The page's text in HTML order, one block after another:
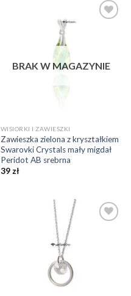
BRAK W MAGAZYNIE
WISIORKI I ZAWIESZKI
Zawieszka zielona z kryształkiem
Swarovki Crystals mały migdał
Peridot AB srebrna
39 zł